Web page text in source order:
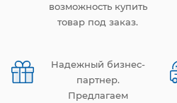
возможность купить
товар под заказ.
Надежный бизнес-
партнер.
Предлагаем